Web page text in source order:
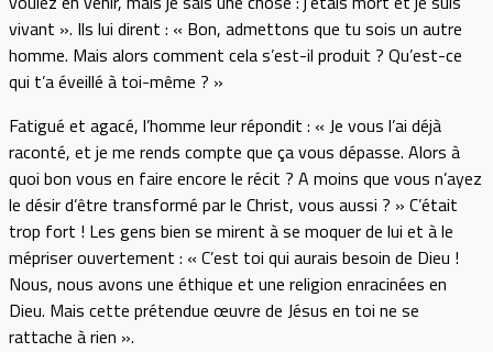
vivant ». Ils lui dirent : « Bon, admettons que tu sois un autre
homme. Mais alors comment cela s’est-il produit ? Qu’est-ce
qui t’a éveillé à toi-même ? »
Fatigué et agacé, l’homme leur répondit : « Je vous l’ai déjà
raconté, et je me rends compte que ça vous dépasse. Alors à
quoi bon vous en faire encore le récit ? A moins que vous n’ayez
le désir d’être transformé par le Christ, vous aussi ? » C’était
trop fort ! Les gens bien se mirent à se moquer de lui et à le
mépriser ouvertement : « C’est toi qui aurais besoin de Dieu !
Nous, nous avons une éthique et une religion enracinées en
Dieu. Mais cette prétendue œuvre de Jésus en toi ne se
rattache à rien ».